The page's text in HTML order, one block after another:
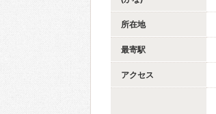
所在地
最寄駅
アクセス